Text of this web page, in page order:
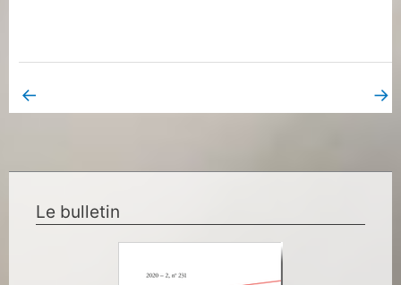
← →
Le bulletin